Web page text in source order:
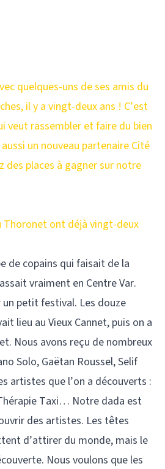
quelques-uns de ses amis du
il y a vingt-deux ans ! C’est
veut rassembler et faire du bien
un nouveau partenaire Cité
des places à gagner sur notre
Thoronet ont déjà vingt-deux
de copains qui faisait de la
vraiment en Centre Var.
un petit festival. Les douze
lieu au Vieux Cannet, puis on a
Nous avons reçu de nombreux
Solo, Gaëtan Roussel, Selif
artistes que l’on a découverts :
Taxi… Notre dada est
des artistes. Les têtes
d’attirer du monde, mais le
Nous voulons que les